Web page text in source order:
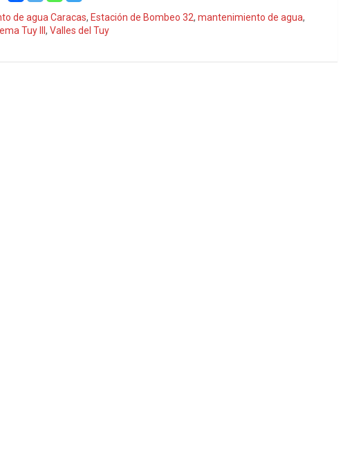
de agua Caracas, Estación de Bombeo 32,mantenimiento de agua,
Tuy III,Valles del Tuy